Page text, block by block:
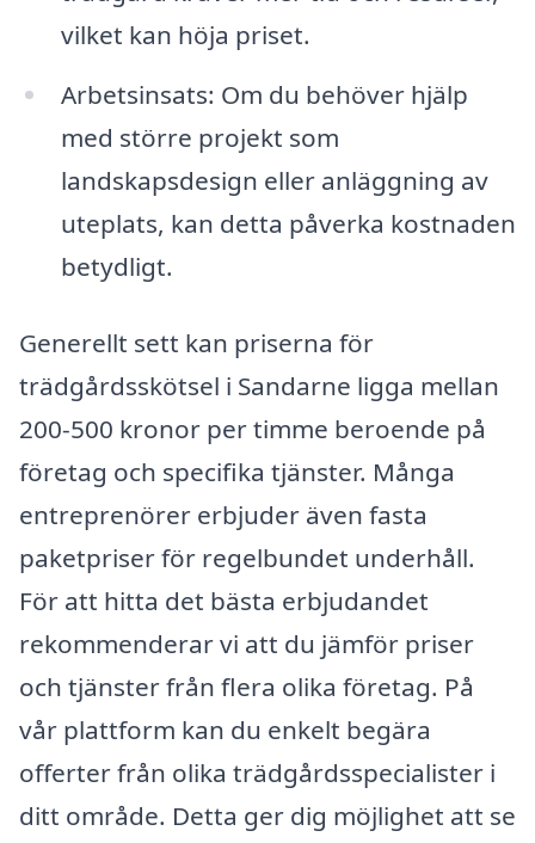
vilket kan höja priset.
Arbetsinsats: Om du behöver hjälp
med större projekt som
landskapsdesign eller anläggning av
uteplats, kan detta påverka kostnaden
betydligt.
Generellt sett kan priserna för
trädgårdsskötsel i Sandarne ligga mellan
200-500 kronor per timme beroende på
företag och specifika tjänster. Många
entreprenörer erbjuder även fasta
paketpriser för regelbundet underhåll.
För att hitta det bästa erbjudandet
rekommenderar vi att du jämför priser
och tjänster från flera olika företag. På
vår plattform kan du enkelt begära
offerter från olika trädgårdsspecialister i
ditt område. Detta ger dig möjlighet att se